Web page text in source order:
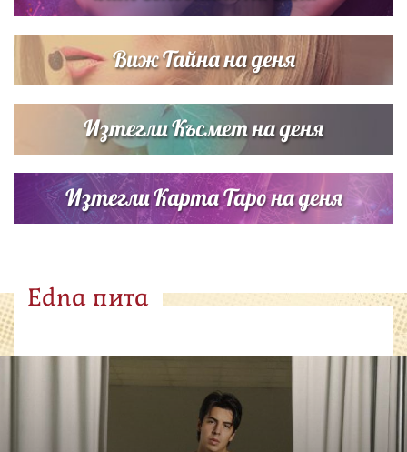
Виж Тайна на деня
Изтегли Късмет на деня
Изтегли Карта Таро на деня
Edna пита